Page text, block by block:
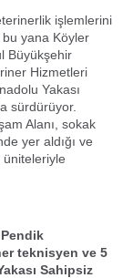
işlemlerini
bu yana Köyler
Büyükşehir
Hizmetleri
Yakası
sürdürüyor.
Alanı, sokak
yer aldığı ve
üniteleriyle
teknisyen ve 5
Sahipsiz